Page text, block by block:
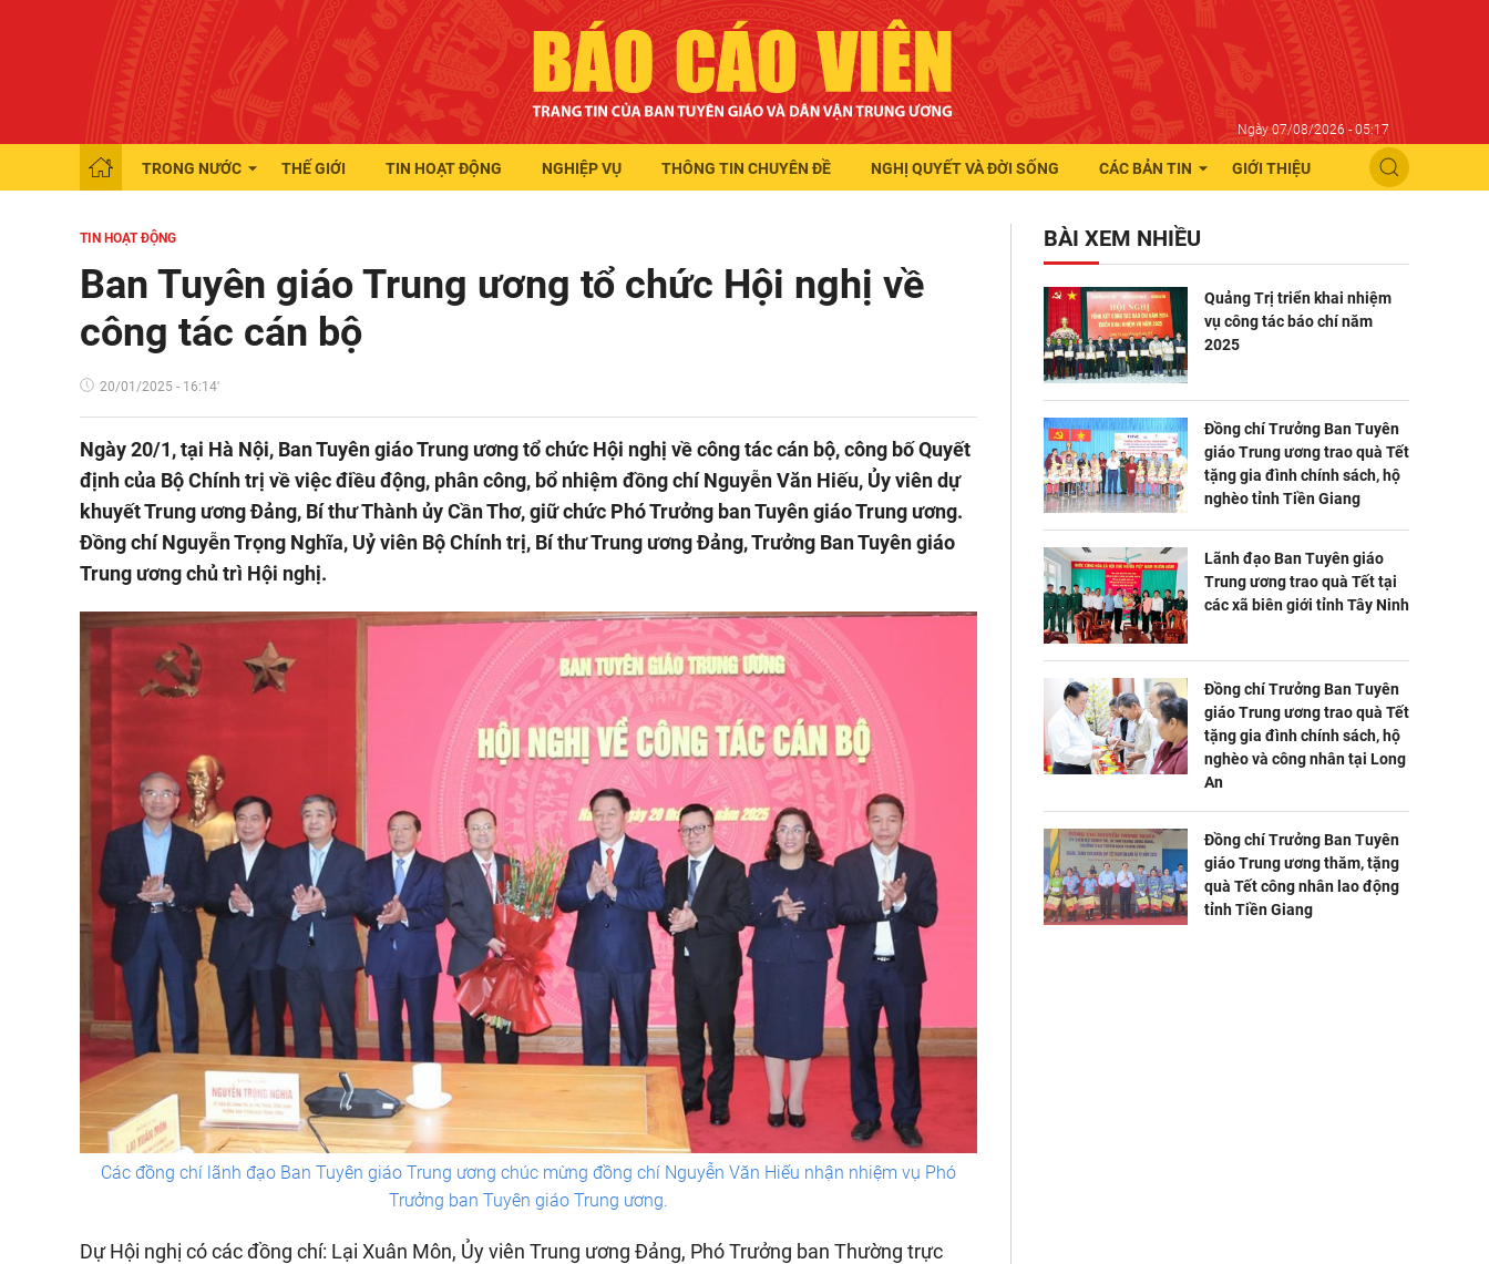
Ngày 07/08/2026 - 05:17
TRONG NƯỚC THẾ GIỚI TIN HOẠT ĐỘNG NGHIỆP VỤ THÔNG TIN CHUYÊN ĐỀ NGHỊ QUYẾT VÀ ĐỜI SỐNG CÁC BẢN TIN GIỚI THIỆU
TIN HOẠT ĐỘNG
Ban Tuyên giáo Trung ương tổ chức Hội nghị về
công tác cán bộ
20/01/2025 - 16:14'
Ngày 20/1, tại Hà Nội, Ban Tuyên giáo Trung ương tổ chức Hội nghị về công tác cán bộ, công bố Quyết
định của Bộ Chính trị về việc điều động, phân công, bổ nhiệm đồng chí Nguyễn Văn Hiếu, Ủy viên dự
khuyết Trung ương Đảng, Bí thư Thành ủy Cần Thơ, giữ chức Phó Trưởng ban Tuyên giáo Trung ương.
Đồng chí Nguyễn Trọng Nghĩa, Uỷ viên Bộ Chính trị, Bí thư Trung ương Đảng, Trưởng Ban Tuyên giáo
Trung ương chủ trì Hội nghị.
Các đồng chí lãnh đạo Ban Tuyên giáo Trung ương chúc mừng đồng chí Nguyễn Văn Hiếu nhận nhiệm vụ Phó
Trưởng ban Tuyên giáo Trung ương.
Dự Hội nghị có các đồng chí: Lại Xuân Môn, Ủy viên Trung ương Đảng, Phó Trưởng ban Thường trực
BÀI XEM NHIỀU
Quảng Trị triển khai nhiệm
vụ công tác báo chí năm
2025
Đồng chí Trưởng Ban Tuyên
giáo Trung ương trao quà Tết
tặng gia đình chính sách, hộ
nghèo tỉnh Tiền Giang
Lãnh đạo Ban Tuyên giáo
Trung ương trao quà Tết tại
các xã biên giới tỉnh Tây Ninh
Đồng chí Trưởng Ban Tuyên
giáo Trung ương trao quà Tết
tặng gia đình chính sách, hộ
nghèo và công nhân tại Long
An
Đồng chí Trưởng Ban Tuyên
giáo Trung ương thăm, tặng
quà Tết công nhân lao động
tỉnh Tiền Giang